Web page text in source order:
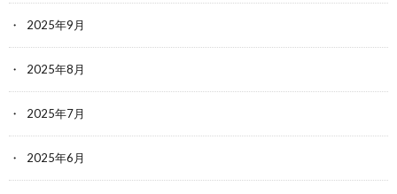
2025年9月
2025年8月
2025年7月
2025年6月